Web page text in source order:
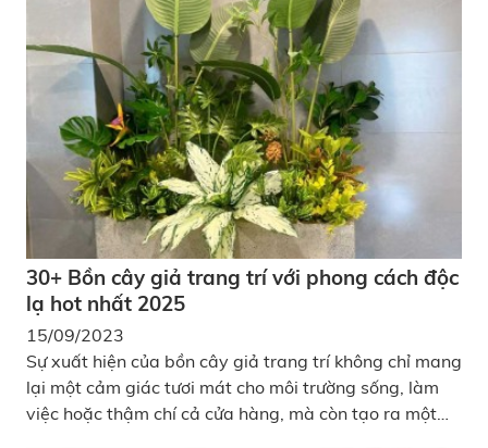
bất kỳ căn phòng nào.
30+ Bồn cây giả trang trí với phong cách độc
lạ hot nhất 2025
15/09/2023
Sự xuất hiện của bồn cây giả trang trí không chỉ mang
lại một cảm giác tươi mát cho môi trường sống, làm
việc hoặc thậm chí cả cửa hàng, mà còn tạo ra một